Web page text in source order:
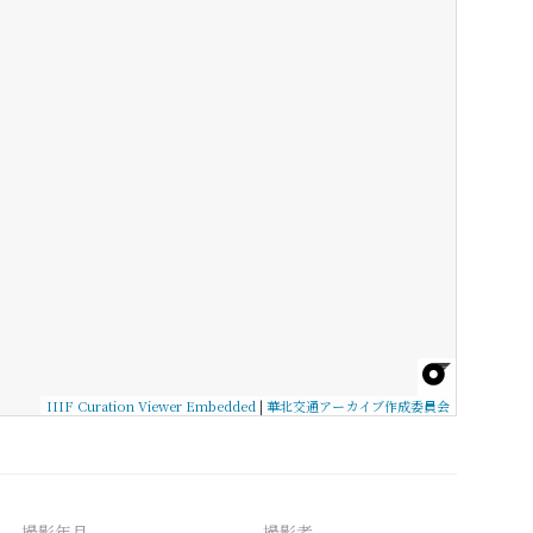
IIIF Curation Viewer Embedded | 華北交通アーカイブ作成委員会